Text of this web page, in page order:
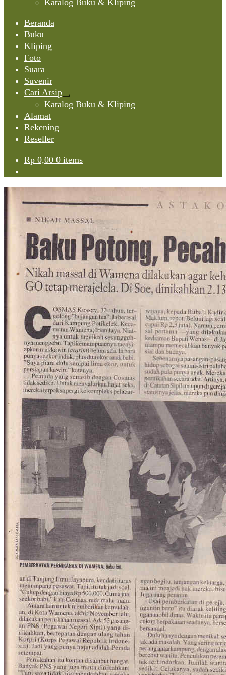
Katalog Buku & Kliping
Beranda
Buku
Kliping
Foto
Suara
Suvenir
Cari Arsip
Expand
child
Katalog Buku & Kliping
Alamat
Rekening
Reseller
Rp 0,00 0 items